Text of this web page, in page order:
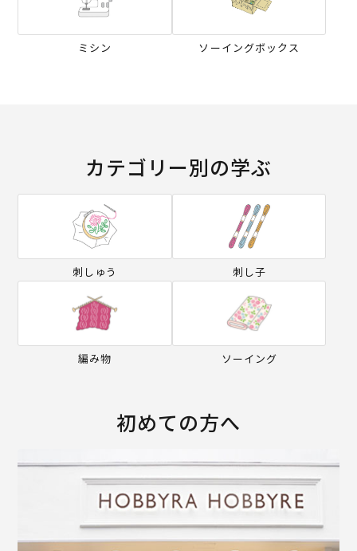
ミシン ソーイングボックス
カテゴリー別の学ぶ
刺しゅう 刺し子
編み物 ソーイング
初めての方へ